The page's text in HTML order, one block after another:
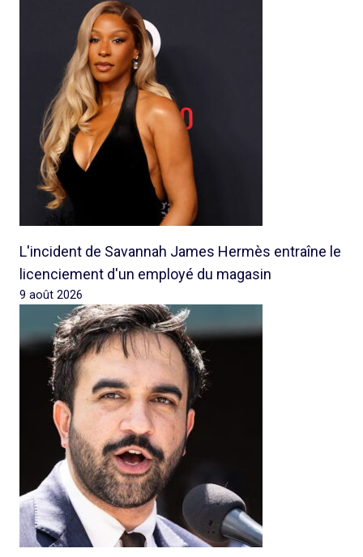
L'incident de Savannah James Hermès entraîne le
licenciement d'un employé du magasin
9 août 2026